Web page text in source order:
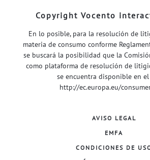
Copyright Vocento
En lo posible, para la resolución de
materia de consumo conforme
se buscará la posibilidad que la
como plataforma de resolución de
se encuentra disponible en
http://ec.europa.eu/
AVISO LEGAL
EMFA
CONDICIONES DE